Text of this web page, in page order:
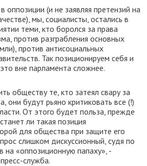
оппозиции (и не заявляя претензий на
мы, социалисты, остались в
теми, кто боролся за права
против разграбления основных
против антисоциальных
Так позиционируем себя и
вне парламента сложнее.
обществу те, кто затеял свару за
они будут рьяно критиковать все (!)
От этого будет польза, прежде
ли такая позиция
для общества при защите его
слишком дискуссионный, судя по
на «оппозиционную папаху», -
служба.